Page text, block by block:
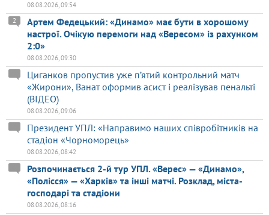
08.08.2026, 09:54
Артем Федецький: «Динамо» має бути в хорошому
настрої. Очікую перемоги над «Вересом» із рахунком
2:0»
2
08.08.2026, 09:30
Циганков пропустив уже п’ятий контрольний матч
«Жирони», Ванат оформив асист і реалізував пенальті
(ВІДЕО)
08.08.2026, 09:06
Президент УПЛ: «Направимо наших співробітників на
стадіон «Чорноморець»
08.08.2026, 08:42
Розпочинається 2-й тур УПЛ. «Верес» — «Динамо»,
«Полісся» — «Харків» та інші матчі. Розклад, міста-
господарі та стадіони
08.08.2026, 08:16